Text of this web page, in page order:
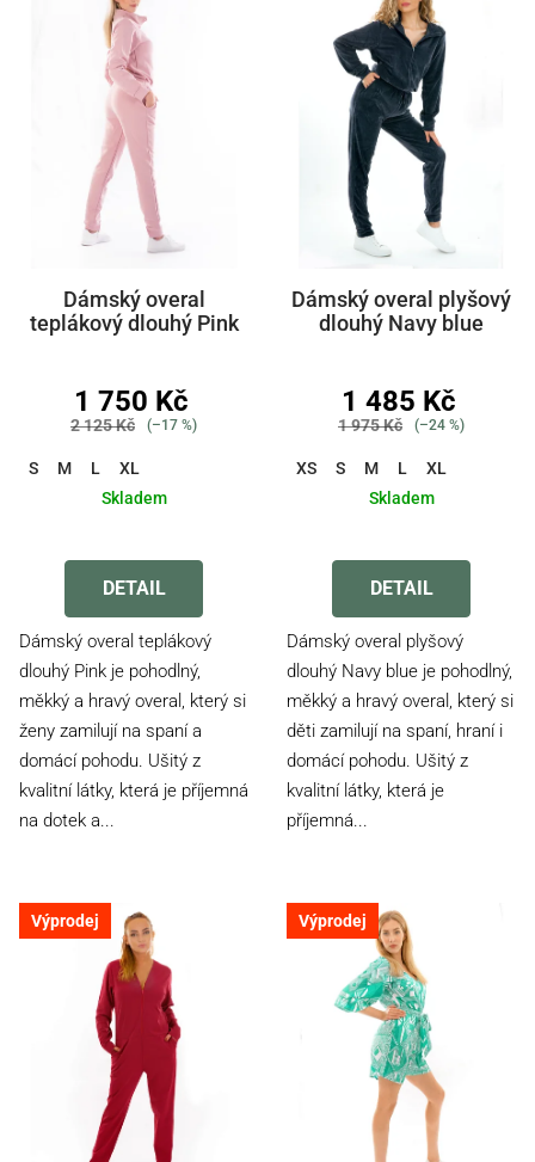
Dámský overal
teplákový dlouhý Pink
1 750 Kč
2 125 Kč (–17 %)
S M L
XL
Skladem
hodnocení
produktu
4,2
5
hvězdiček.
DETAIL
Dámský overal teplákový
dlouhý Pink je pohodlný,
měkký a hravý overal, který si
ženy zamilují na spaní a
domácí pohodu. Ušitý z
kvalitní látky, která je příjemná
na dotek a...
Dámský overal plyšový
dlouhý Navy blue
1 485 Kč
1 975 Kč (–24 %)
XS S M L
XL
Skladem
hodnocení
produktu
4,2
z
5
hvězdiček.
DETAIL
Dámský overal plyšový
dlouhý Navy blue je pohodlný,
měkký a hravý overal, který si
děti zamilují na spaní, hraní i
domácí pohodu. Ušitý z
kvalitní látky, která je
příjemná...
Výprodej Výprodej